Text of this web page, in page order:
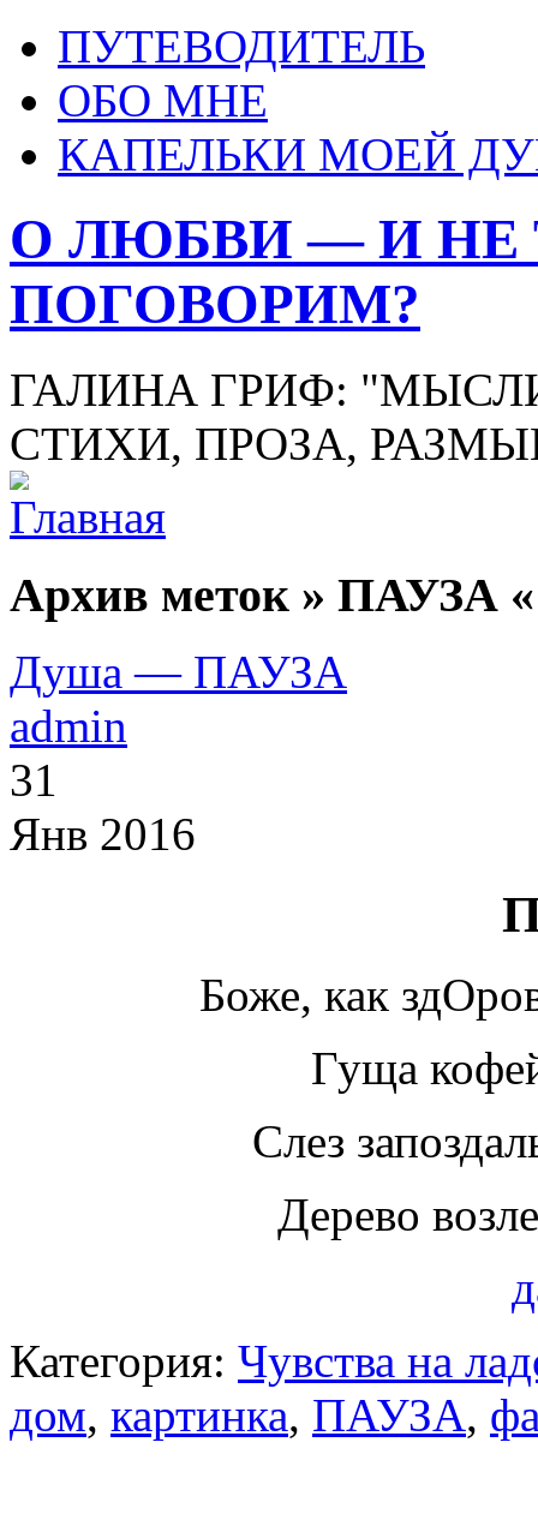
ПУТЕВОДИТЕЛЬ
ОБО МНЕ
КАПЕЛЬКИ МОЕЙ
О ЛЮБВИ — И НЕ
ПОГОВОРИМ?
ГАЛИНА ГРИФ:
СТИХИ, ПРОЗА,
Архив меток » ПАУЗА «
Душа — ПАУЗА
admin
31
Янв 2016
Боже, как
Гуща
Слез
Дерево
Категория: Чувства на
дом, картинка, ПАУЗА,